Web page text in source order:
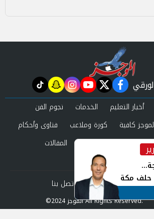
حلف مكة
facebook
twitter
youtube
instagram
snapchat
tiktok
أخبار التعليم الخدمات
نجوم الفن
كافية كورة وملاعب
فتاوى وأحكام
وعالم حوادث ومحاكم
المقالات
سياسة الخصوصية اتصل بنا
©2024 الموجز All Rights Reserved.